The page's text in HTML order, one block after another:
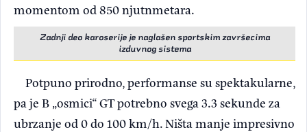
momentom od 850 njutnmetara.
Zadnji deo karoserije je naglašen sportskim završecima
izduvnog sistema
Potpuno prirodno, performanse su spektakularne,
pa je B „osmici“ GT potrebno svega 3.3 sekunde za
ubrzanje od 0 do 100 km/h. Ništa manje impresivno